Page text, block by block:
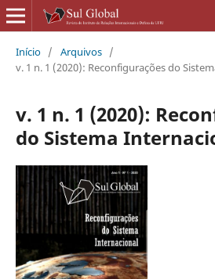
Início / Arquivos /
v. 1 n. 1 (2020): Reconfigurações do
v. 1 n. 1 (2020):
do Sistema